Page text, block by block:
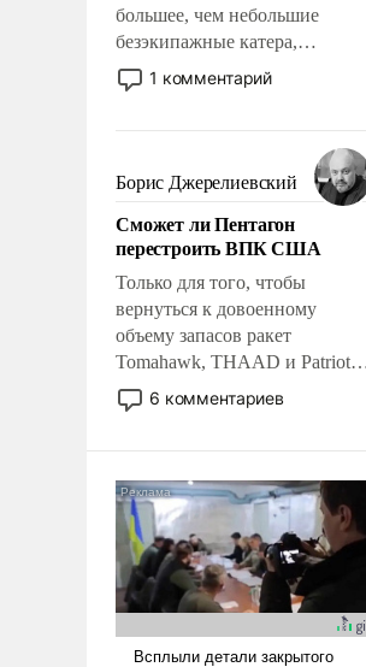
большее, чем небольшие
безэкипажные катера,
применение которых уже
стало обыденностью. Задача по
сложна и амбициозна. Однако
и ее реализация радикально
поднимет наши боевые
возможности.
1 комментарий
Борис Джерелиевский
Сможет ли Пентагон
перестроить ВПК США
Только для того, чтобы
вернуться к довоенному
объему запасов ракет
Tomahawk, THAAD и Patriot
США потребуется более трех
лет. Даже небольшая война с
Сложившаяся ситуация
означает многолетний период
уязвимости США, например,
перед Китаем.
6 комментариев